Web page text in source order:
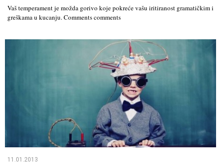
Vaš temperament je možda gorivo koje pokreće vašu iritiranost gramatičkim i
greškama u kucanju. Comments comments
11.01.2013